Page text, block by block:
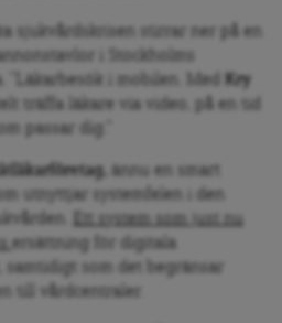
sjukvårdskrisen stirrar ner på en
i Stockholms
”Läkarbesök i mobilen. Med
Kry
träffa läkare via video, på en tid
passar dig.“
ännu en smart
utnyttjar systemfelen i den
Ett system som just nu
ersättning för digitala
samtidigt som det begränsar
till vårdcentraler.